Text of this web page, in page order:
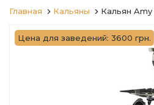
Главная Кальяны Кальян
Цена для заведений: 3600 грн.